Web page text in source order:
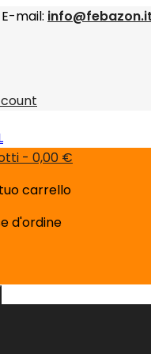
E-mail:
- 0,00 €
carrello
d'ordine